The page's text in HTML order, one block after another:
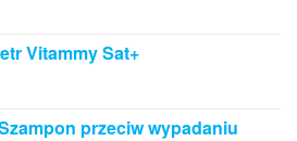
Vitammy Sat+
przeciw wypadaniu